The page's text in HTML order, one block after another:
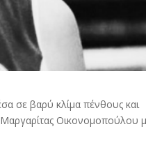
σε βαρύ κλίμα πένθους και
Μαργαρίτας Οικονομοπούλου